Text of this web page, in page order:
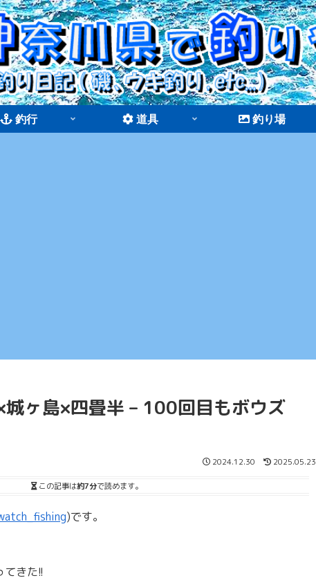
釣行 道具 釣り場
ヶ島×四畳半 – 100回目もボウズ
2024.12.30 2025.05.23
この記事は約7分で読めます。
)です。
てきた!!